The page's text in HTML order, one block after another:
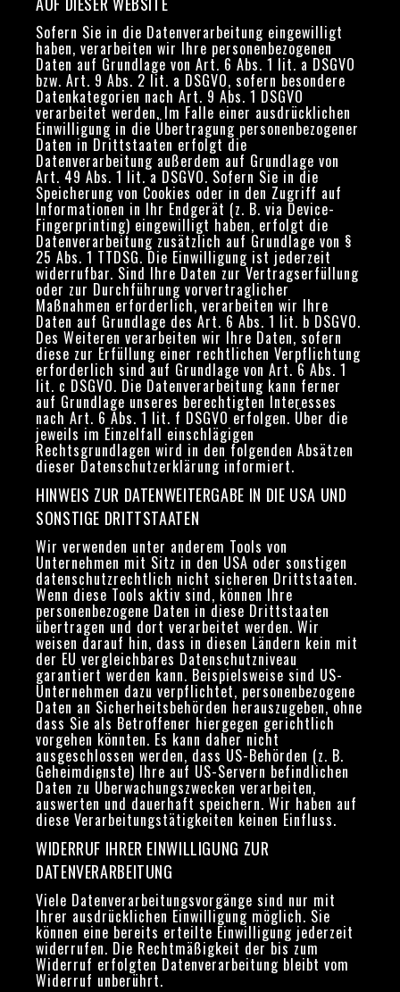
Sofern Sie in die Datenverarbeitung eingewilligt
haben, verarbeiten wir Ihre personenbezogenen
Daten auf Grundlage von Art. 6 Abs. 1 lit. a DSGVO
bzw. Art. 9 Abs. 2 lit. a DSGVO, sofern besondere
Datenkategorien nach Art. 9 Abs. 1 DSGVO
verarbeitet werden. Im Falle einer ausdrücklichen
Einwilligung in die Übertragung personenbezogener
Daten in Drittstaaten erfolgt die
Datenverarbeitung außerdem auf Grundlage von
Art. 49 Abs. 1 lit. a DSGVO. Sofern Sie in die
Speicherung von Cookies oder in den Zugriff auf
Informationen in Ihr Endgerät (z. B. via Device-
Fingerprinting) eingewilligt haben, erfolgt die
Datenverarbeitung zusätzlich auf Grundlage von §
25 Abs. 1 TTDSG. Die Einwilligung ist jederzeit
widerrufbar. Sind Ihre Daten zur Vertragserfüllung
oder zur Durchführung vorvertraglicher
Maßnahmen erforderlich, verarbeiten wir Ihre
Daten auf Grundlage des Art. 6 Abs. 1 lit. b DSGVO.
Des Weiteren verarbeiten wir Ihre Daten, sofern
diese zur Erfüllung einer rechtlichen Verpflichtung
erforderlich sind auf Grundlage von Art. 6 Abs. 1
lit. c DSGVO. Die Datenverarbeitung kann ferner
auf Grundlage unseres berechtigten Interesses
nach Art. 6 Abs. 1 lit. f DSGVO erfolgen. Über die
jeweils im Einzelfall einschlägigen
Rechtsgrundlagen wird in den folgenden Absätzen
dieser Datenschutzerklärung informiert.
HINWEIS ZUR DATENWEITERGABE IN DIE USA UND
SONSTIGE DRITTSTAATEN
Wir verwenden unter anderem Tools von
Unternehmen mit Sitz in den USA oder sonstigen
datenschutzrechtlich nicht sicheren Drittstaaten.
Wenn diese Tools aktiv sind, können Ihre
personenbezogene Daten in diese Drittstaaten
übertragen und dort verarbeitet werden. Wir
weisen darauf hin, dass in diesen Ländern kein mit
der EU vergleichbares Datenschutzniveau
garantiert werden kann. Beispielsweise sind US-
Unternehmen dazu verpflichtet, personenbezogene
Daten an Sicherheitsbehörden herauszugeben, ohne
dass Sie als Betroffener hiergegen gerichtlich
vorgehen könnten. Es kann daher nicht
ausgeschlossen werden, dass US-Behörden (z. B.
Geheimdienste) Ihre auf US-Servern befindlichen
Daten zu Überwachungszwecken verarbeiten,
auswerten und dauerhaft speichern. Wir haben auf
diese Verarbeitungstätigkeiten keinen Einfluss.
WIDERRUF IHRER EINWILLIGUNG ZUR
DATENVERARBEITUNG
Viele Datenverarbeitungsvorgänge sind nur mit
Ihrer ausdrücklichen Einwilligung möglich. Sie
können eine bereits erteilte Einwilligung jederzeit
widerrufen. Die Rechtmäßigkeit der bis zum
Widerruf erfolgten Datenverarbeitung bleibt vom
Widerruf unberührt.